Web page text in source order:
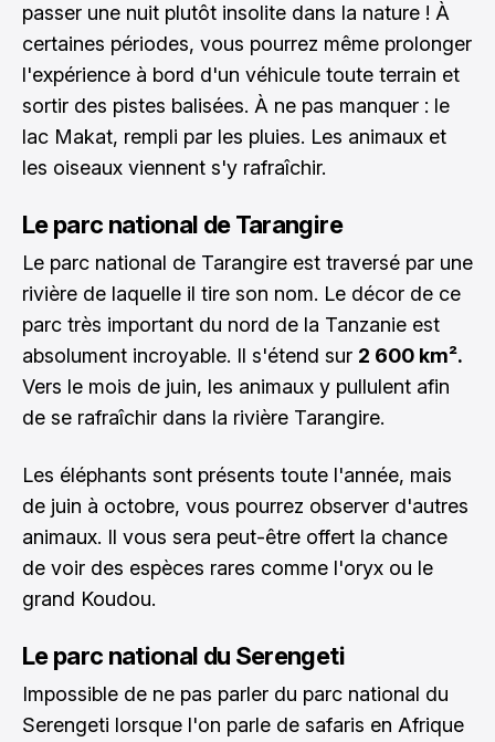
passer une nuit plutôt insolite dans la nature ! À
certaines périodes, vous pourrez même prolonger
l'expérience à bord d'un véhicule toute terrain et
sortir des pistes balisées. À ne pas manquer : le
lac Makat, rempli par les pluies. Les animaux et
les oiseaux viennent s'y rafraîchir.
Le parc national de Tarangire
Le parc national de Tarangire est traversé par une
rivière de laquelle il tire son nom. Le décor de ce
parc très important du nord de la Tanzanie est
absolument incroyable. Il s'étend sur 2 600 km².
Vers le mois de juin, les animaux y pullulent afin
de se rafraîchir dans la rivière Tarangire.
Les éléphants sont présents toute l'année, mais
de juin à octobre, vous pourrez observer d'autres
animaux. Il vous sera peut-être offert la chance
de voir des espèces rares comme l'oryx ou le
grand Koudou.
Le parc national du Serengeti
Impossible de ne pas parler du parc national du
Serengeti lorsque l'on parle de safaris en Afrique